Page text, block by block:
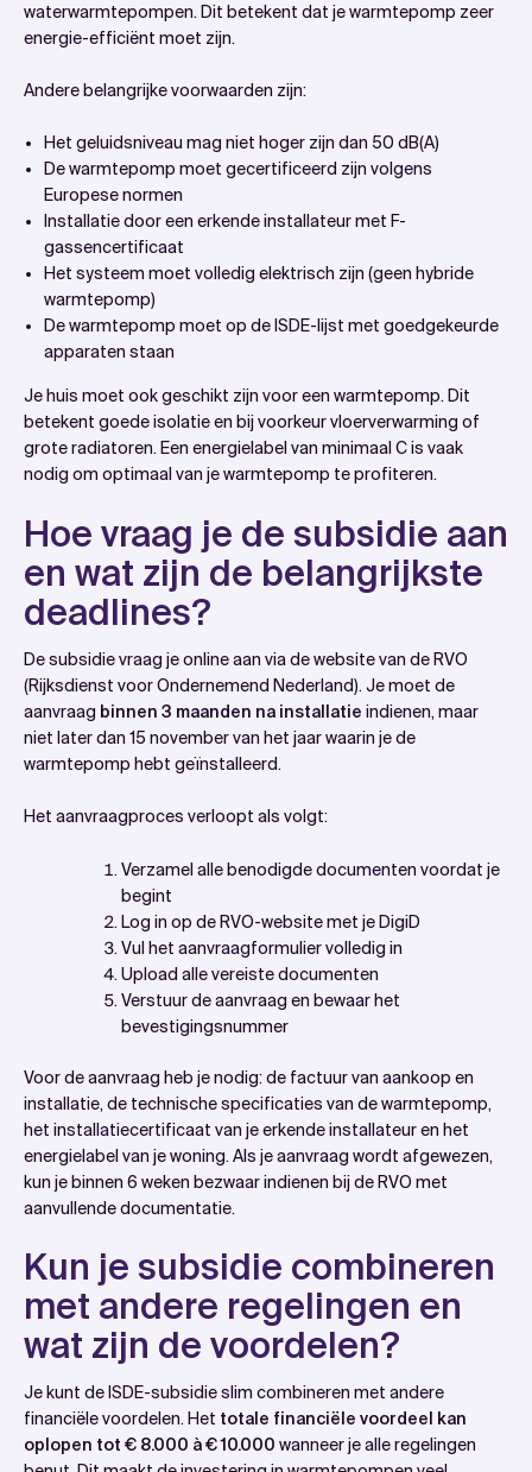
waterwarmtepompen. Dit betekent dat je warmtepomp zeer
energie-efficiënt moet zijn.
Andere belangrijke voorwaarden zijn:
Het geluidsniveau mag niet hoger zijn dan 50 dB(A)
De warmtepomp moet gecertificeerd zijn volgens
Europese normen
Installatie door een erkende installateur met F-
gassencertificaat
Het systeem moet volledig elektrisch zijn (geen hybride
warmtepomp)
De warmtepomp moet op de ISDE-lijst met goedgekeurde
apparaten staan
Je huis moet ook geschikt zijn voor een warmtepomp. Dit
betekent goede isolatie en bij voorkeur vloerverwarming of
grote radiatoren. Een energielabel van minimaal C is vaak
nodig om optimaal van je warmtepomp te profiteren.
Hoe vraag je de subsidie aan
en wat zijn de belangrijkste
deadlines?
De subsidie vraag je online aan via de website van de RVO
(Rijksdienst voor Ondernemend Nederland). Je moet de
aanvraag binnen 3 maanden na installatie indienen, maar
niet later dan 15 november van het jaar waarin je de
warmtepomp hebt geïnstalleerd.
Het aanvraagproces verloopt als volgt:
Verzamel alle benodigde documenten voordat je
begint
Log in op de RVO-website met je DigiD
Vul het aanvraagformulier volledig in
Upload alle vereiste documenten
Verstuur de aanvraag en bewaar het
bevestigingsnummer
Voor de aanvraag heb je nodig: de factuur van aankoop en
installatie, de technische specificaties van de warmtepomp,
het installatiecertificaat van je erkende installateur en het
energielabel van je woning. Als je aanvraag wordt afgewezen,
kun je binnen 6 weken bezwaar indienen bij de RVO met
aanvullende documentatie.
Kun je subsidie combineren
met andere regelingen en
wat zijn de voordelen?
Je kunt de ISDE-subsidie slim combineren met andere
financiële voordelen. Het totale financiële voordeel kan
oplopen tot € 8.000 à € 10.000 wanneer je alle regelingen